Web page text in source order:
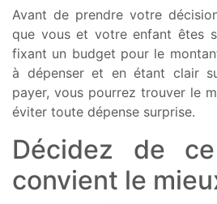
Avant de prendre votre
que vous et votre enfant êtes
fixant un budget pour le
à dépenser et en étant clair
payer, vous pourrez trouver le
éviter toute dépense surprise.
Décidez de
convient le